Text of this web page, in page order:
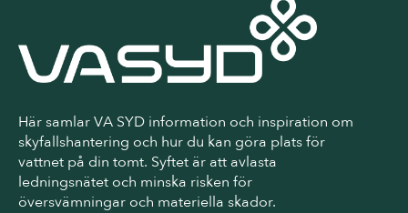
Här samlar VA SYD information och inspiration om
skyfallshantering och hur du kan göra plats för
vattnet på din tomt. Syftet är att avlasta
ledningsnätet och minska risken för
översvämningar och materiella skador.